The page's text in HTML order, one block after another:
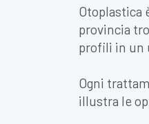
Otoplastica
provincia
profili in un
Ogni
illustra le